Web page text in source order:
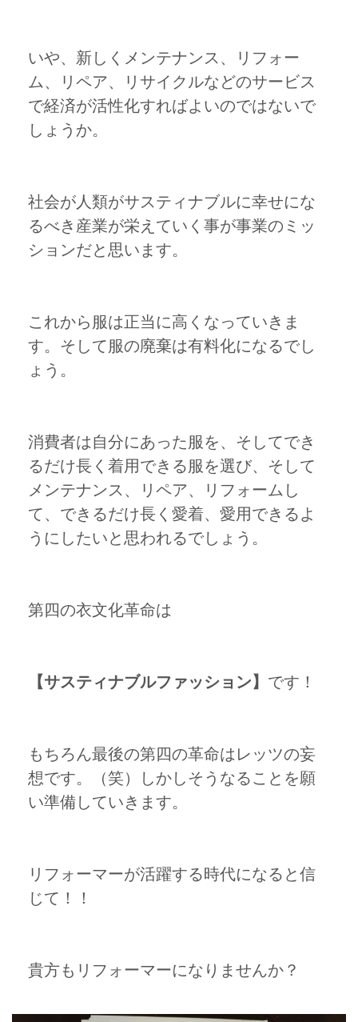
いや、新しくメンテナンス、リフォー
ム、リペア、リサイクルなどのサービス
で経済が活性化すればよいのではないで
しょうか。
社会が人類がサスティナブルに幸せにな
るべき産業が栄えていく事が事業のミッ
ションだと思います。
これから服は正当に高くなっていきま
す。そして服の廃棄は有料化になるでし
ょう。
消費者は自分にあった服を、そしてでき
るだけ長く着用できる服を選び、そして
メンテナンス、リペア、リフォームし
て、できるだけ長く愛着、愛用できるよ
うにしたいと思われるでしょう。
第四の衣文化革命は
【サスティナブルファッション】 です！
もちろん最後の第四の革命はレッツの妄
想です。（笑）しかしそうなることを願
い準備していきます。
リフォーマーが活躍する時代になると信
じて！！
貴方もリフォーマーになりませんか？